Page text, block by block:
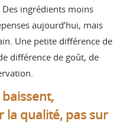
Des ingrédients moins
aujourd’hui, mais
Une petite différence de
différence de goût, de
la qualité, pas sur